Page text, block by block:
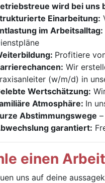
wird bei uns
Einarbeitung:
im Arbeitsalltag:
Profitiere
Wir
(w/m/d) in
Wertschätzung:
Atmosphäre: In
Abstimmungswege
garantiert:
einen
uns auf deine